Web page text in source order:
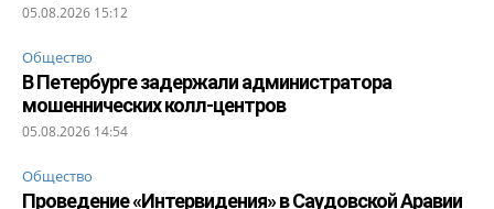
05.08.2026 15:12
Общество
В Петербурге задержали администратора
мошеннических колл-центров
05.08.2026 14:54
Общество
Проведение «Интервидения» в Саудовской Аравии